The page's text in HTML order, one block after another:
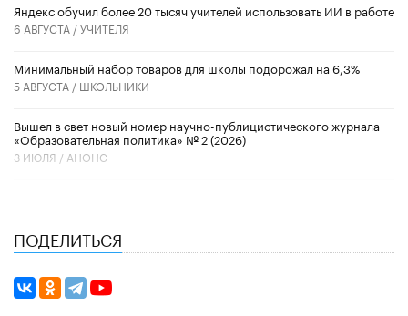
​Яндекс обучил более 20 тысяч учителей использовать ИИ в работе
6 АВГУСТА /УЧИТЕЛЯ
Минимальный набор товаров для школы подорожал на 6,3%
5 АВГУСТА / ШКОЛЬНИКИ
Вышел в свет новый номер научно-публицистического журнала
«Образовательная политика» № 2 (2026)
3 ИЮЛЯ / АНОНС
ПОДЕЛИТЬСЯ